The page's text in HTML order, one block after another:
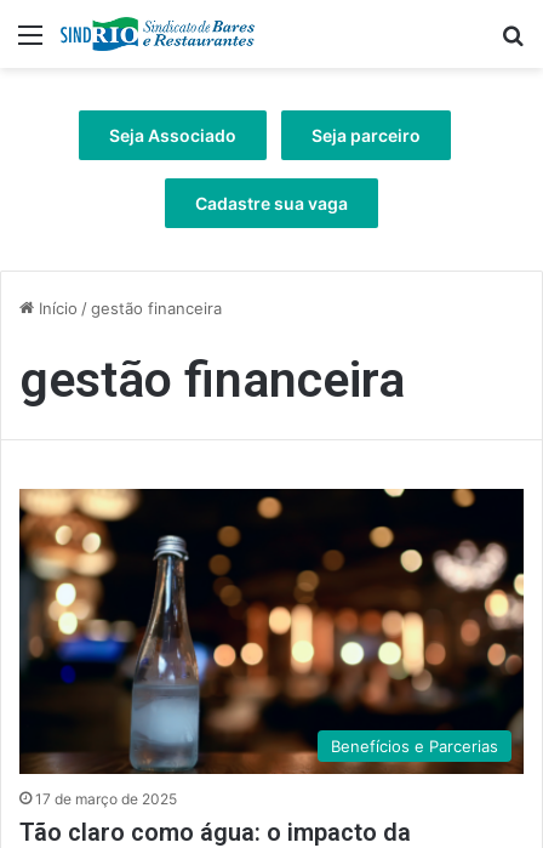
Menu
Seja Associado Seja parceiro
Cadastre sua vaga
Início /gestão financeira
gestão financeira
Benefícios e Parcerias
17 de março de 2025
Tão claro como água: o impacto da